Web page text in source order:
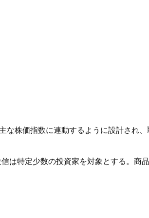
株価指数に連動するように設計され、
は特定少数の投資家を対象とする。商